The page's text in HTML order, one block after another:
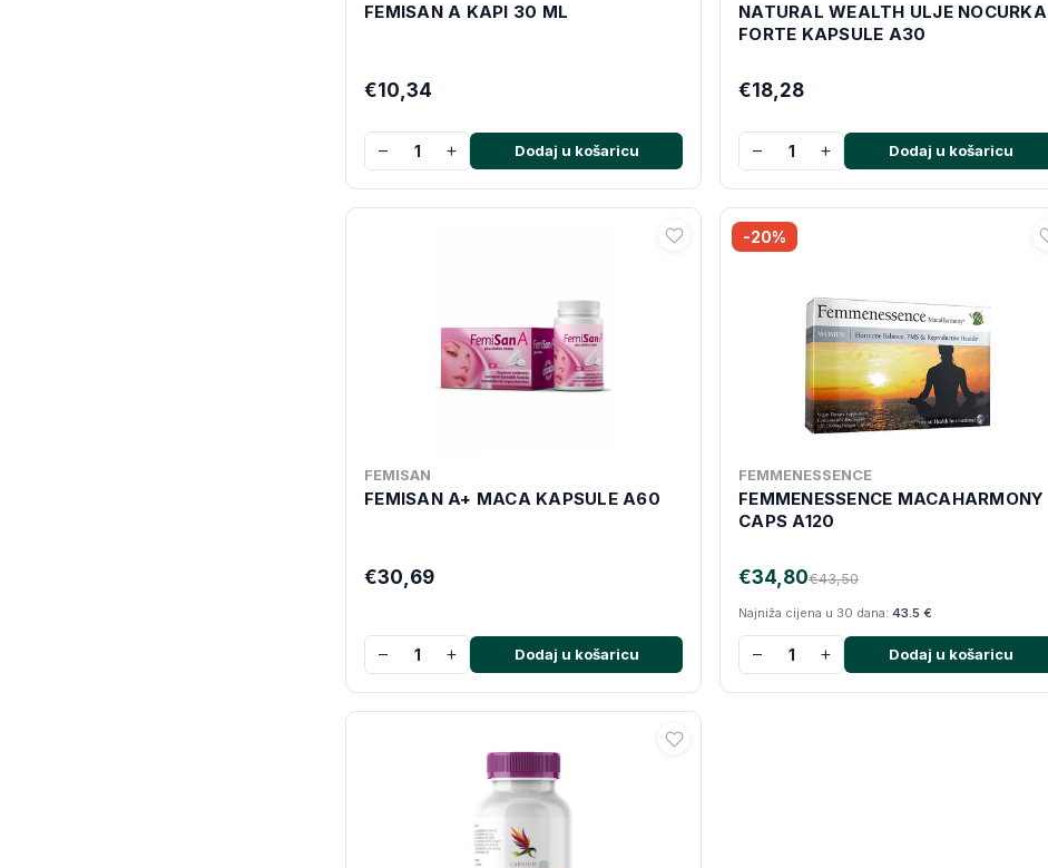
FEMISAN A KAPI 30 ML
€10,34
− + Dodaj u košaricu
NATURAL WEALTH ULJE NOCURKA
FORTE KAPSULE A30
€18,28
− + Dodaj u košaricu
FEMISAN
FEMISAN A+ MACA KAPSULE A60
€30,69
− + Dodaj u košaricu
-20%
FEMMENESSENCE
FEMMENESSENCE MACAHARMONY
CAPS A120
€43,50
€34,80
Najniža cijena u 30 dana: 43.5 €
− + Dodaj u košaricu